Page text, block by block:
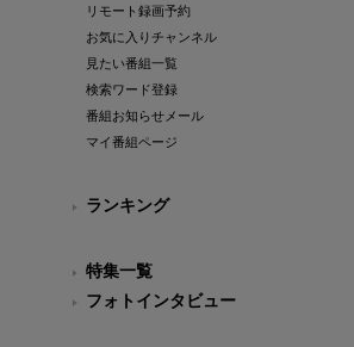
リモート録画予約
お気に入りチャンネル
見たい番組一覧
検索ワード登録
番組お知らせメール
マイ番組ページ
ランキング
特集一覧
フォトインタビュー